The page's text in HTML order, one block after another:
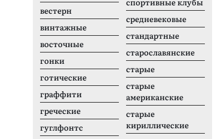
вестерн
винтажные
восточные
гонки
готические
граффити
греческие
гуглфонтс
средневековые
стандартные
старославянские
старые
старые
американские
старые
кириллические